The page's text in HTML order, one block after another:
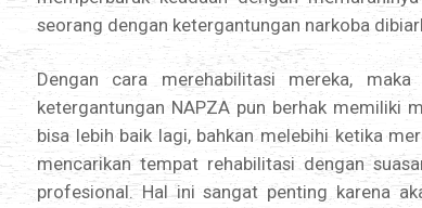
seorang dengan ketergantungan narkoba
Dengan cara merehabilitasi mereka,
ketergantungan NAPZA pun berhak memiliki
bisa lebih baik lagi, bahkan melebihi ketika
mencarikan tempat rehabilitasi dengan
profesional. Hal ini sangat penting karena